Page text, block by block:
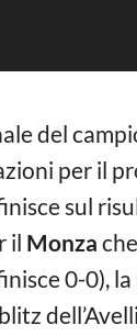
del
per il
sul
il Monza
0-0),